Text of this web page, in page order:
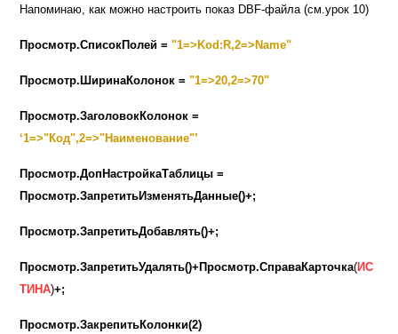
Напоминаю, как можно настроить показ DBF-файла(см.урок 10)
Просмотр.СписокПолей = "1=>Kod:R,2=>Name"
Просмотр.ШиринаКолонок = "1=>20,2=>70"
Просмотр.ЗаголовокКолонок =
‘1=>"Код",2=>"Наименование"’
Просмотр.ДопНастройкаТаблицы =
Просмотр.ЗапретитьИзменятьДанные()+;
Просмотр.ЗапретитьДобавлять()+;
Просмотр.ЗапретитьУдалять()+Просмотр.СправаКарточка(ИС
ТИНА)+;
Просмотр.ЗакрепитьКолонки(2)